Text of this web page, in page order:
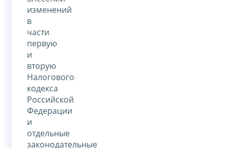
изменений
в
части
первую
и
вторую
Налогового
кодекса
Российской
Федерации
и
отдельные
законодательные